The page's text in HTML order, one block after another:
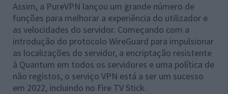
Assim, a PureVPN lançou um grande número de
funções para melhorar a experiência do utilizador e
as velocidades do servidor. Começando com a
introdução do protocolo WireGuard para impulsionar
as localizações do servidor, a encriptação resistente
à Quantum em todos os servidores e uma política de
não registos, o serviço VPN está a ser um sucesso
em 2022, incluindo no Fire TV Stick.